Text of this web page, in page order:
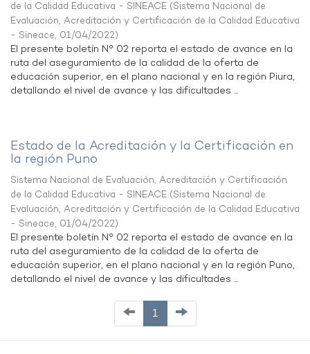
de la Calidad Educativa - SINEACE (Sistema Nacional de
Evaluación, Acreditación y Certificación de la Calidad Educativa
- Sineace, 01/04/2022)
El presente boletín N° 02 reporta el estado de avance en la
ruta del aseguramiento de la calidad de la oferta de
educación superior, en el plano nacional y en la región Piura,
detallando el nivel de avance y las dificultades ...
Estado de la Acreditación y la Certificación en
la región Puno
Sistema Nacional de Evaluación, Acreditación y Certificación
de la Calidad Educativa - SINEACE (Sistema Nacional de
Evaluación, Acreditación y Certificación de la Calidad Educativa
- Sineace, 01/04/2022)
El presente boletín N° 02 reporta el estado de avance en la
ruta del aseguramiento de la calidad de la oferta de
educación superior, en el plano nacional y en la región Puno,
detallando el nivel de avance y las dificultades ...
1